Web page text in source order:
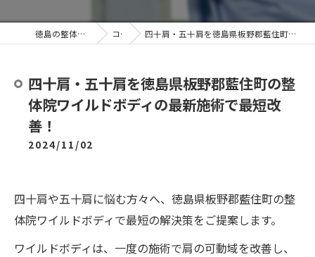
徳島の整体ならワイルドボディ コラム 四十肩・五十肩を徳島県板野郡藍住町の整体院ワイルドボディの最新施術で最短改善！
四十肩・五十肩を徳島県板野郡藍住町の整
体院ワイルドボディの最新施術で最短改
善！
2024/11/02
四十肩や五十肩に悩む方々へ、徳島県板野郡藍住町の整
体院ワイルドボディで最短の解決策をご提案します。
ワイルドボディは、一度の施術で肩の可動域を改善し、